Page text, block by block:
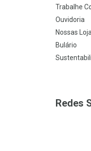
Trabalhe
Ouvidoria
Nossas
Bulário
Redes